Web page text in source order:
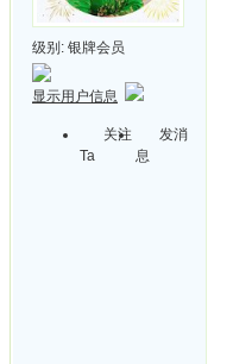
级别: 银牌会员
显示用户信息
关注
Ta
发消
息